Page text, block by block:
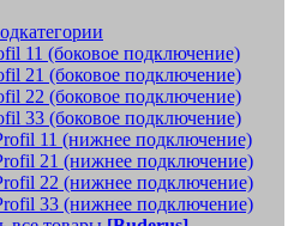
11 (боковое подключение)
21 (боковое подключение)
22 (боковое подключение)
33 (боковое подключение)
11 (нижнее подключение)
21 (нижнее подключение)
22 (нижнее подключение)
33 (нижнее подключение)